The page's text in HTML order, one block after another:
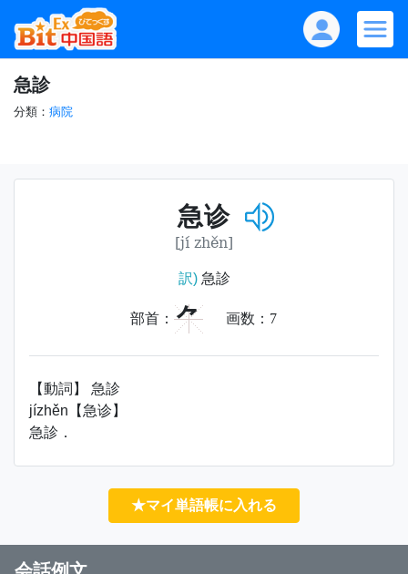
急診
分類： 病院
急诊
[jí zhěn]
訳)急診
部首： ⺈ 画数： 7
【動詞】 急診
jízhěn【急诊】
急診．
★マイ単語帳に入れる